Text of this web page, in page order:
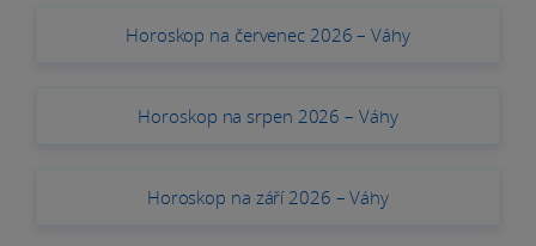
Horoskop na červenec 2026 – Váhy
Horoskop na srpen 2026 – Váhy
Horoskop na září 2026 – Váhy